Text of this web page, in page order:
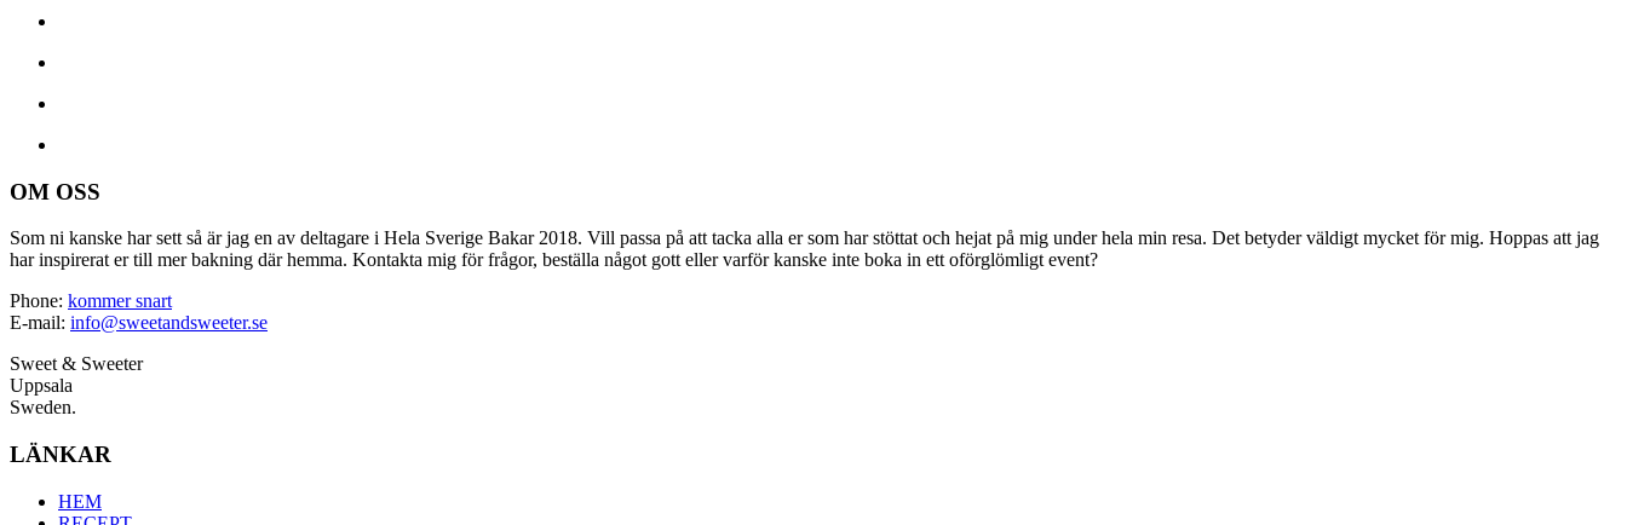
OM OSS
Som ni kanske har sett så är jag en av deltagare i Hela Sverige Bakar 2018. Vill passa på att tacka alla er som har stöttat och hejat på mig under hela min resa. Det betyder väldigt mycket för mig. Hoppas att jag
har inspirerat er till mer bakning där hemma. Kontakta mig för frågor, beställa något gott eller varför kanske inte boka in ett oförglömligt event?
Phone: kommer snart
E-mail: info@sweetandsweeter.se
Sweet & Sweeter
Uppsala
Sweden.
LÄNKAR
HEM